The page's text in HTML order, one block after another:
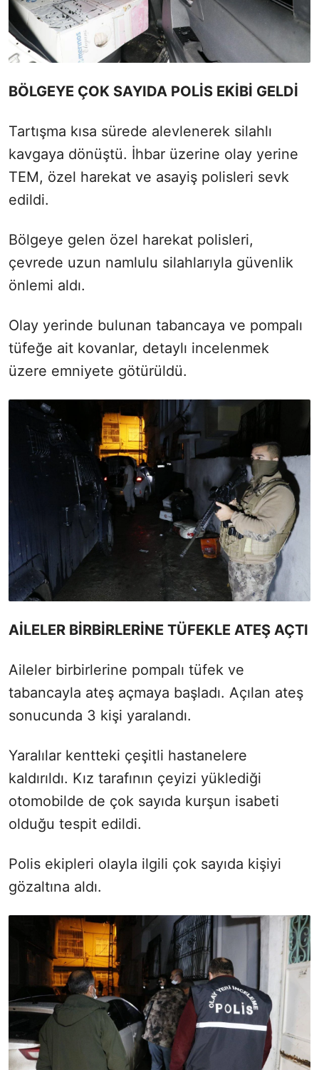
BÖLGEYE ÇOK SAYIDA POLİS EKİBİ GELDİ
Tartışma kısa sürede alevlenerek silahlı
kavgaya dönüştü. İhbar üzerine olay yerine
TEM, özel harekat ve asayiş polisleri sevk
edildi.
Bölgeye gelen özel harekat polisleri,
çevrede uzun namlulu silahlarıyla güvenlik
önlemi aldı.
Olay yerinde bulunan tabancaya ve pompalı
tüfeğe ait kovanlar, detaylı incelenmek
üzere emniyete götürüldü.
AİLELER BİRBİRLERİNE TÜFEKLE ATEŞ AÇTI
Aileler birbirlerine pompalı tüfek ve
tabancayla ateş açmaya başladı. Açılan ateş
sonucunda 3 kişi yaralandı.
Yaralılar kentteki çeşitli hastanelere
kaldırıldı. Kız tarafının çeyizi yüklediği
otomobilde de çok sayıda kurşun isabeti
olduğu tespit edildi.
Polis ekipleri olayla ilgili çok sayıda kişiyi
gözaltına aldı.